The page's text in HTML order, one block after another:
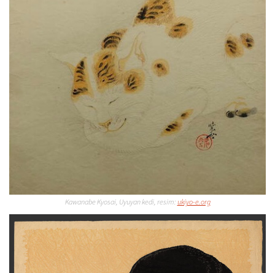
Kawanabe Kyosai, Uyuyan kedi, resim: ukiyo-e.org